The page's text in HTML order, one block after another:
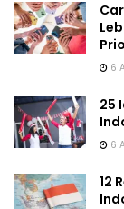
6
25
6
12